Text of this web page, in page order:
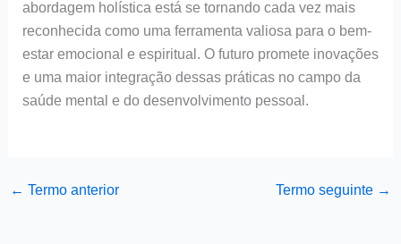
abordagem holística está se tornando cada vez mais
reconhecida como uma ferramenta valiosa para o bem-
estar emocional e espiritual. O futuro promete inovações
e uma maior integração dessas práticas no campo da
saúde mental e do desenvolvimento pessoal.
← Termo anterior Termo seguinte →